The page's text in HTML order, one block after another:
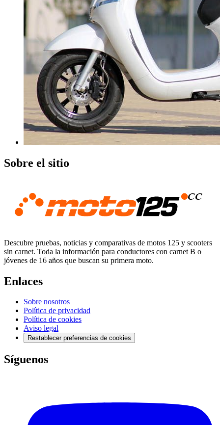
Sobre el sitio
Descubre pruebas, noticias y comparativas de motos 125 y scooters
sin carnet. Toda la información para conductores con carnet B o
jóvenes de 16 años que buscan su primera moto.
Enlaces
Sobre nosotros
Política de privacidad
Política de cookies
Aviso legal
Restablecer preferencias de cookies
Síguenos